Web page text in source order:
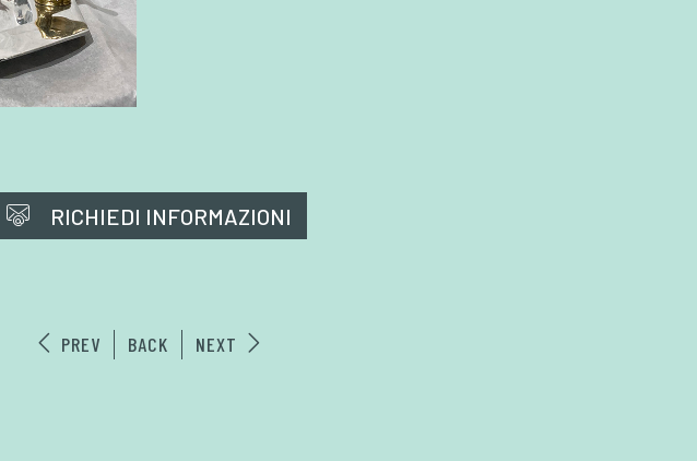
RICHIEDI INFORMAZIONI
PREV BACK NEXT